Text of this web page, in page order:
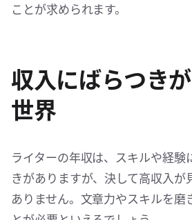
ことが求められます。
収入にばらつき
世界
ライターの年収は、スキルや経験
きがありますが、決して高収入が
ありません。文章力やスキルを磨